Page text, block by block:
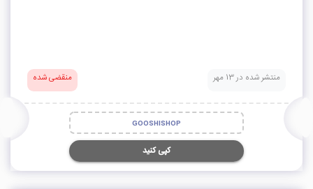
منتشر شده در 13 مهر منقضی شده
GOOSHISHOP
کپی کنید